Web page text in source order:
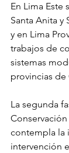
En Lima Este
Santa Anita y
y en Lima
trabajos de
sistemas
provincias de
La segunda
Conservación
contempla la
intervención